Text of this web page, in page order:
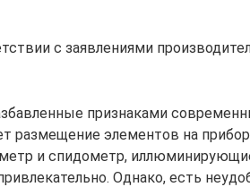
с заявлениями
признаками
размещение элементов на
и спидометр,
Однако, есть